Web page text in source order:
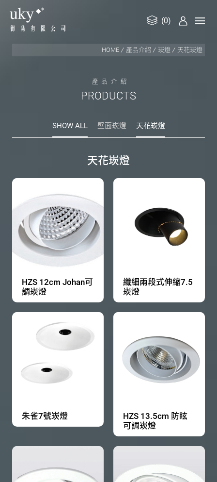
(0)
HOME 產品介紹 崁燈 天花崁燈
產 品 介 紹
PRODUCTS
SHOW ALL 壁面崁燈 天花崁燈
天花崁燈
HZS 12cm Johan可
調崁燈
纖細兩段式伸縮7.5
崁燈
朱雀7號崁燈
HZS 13.5cm 防眩
可調崁燈